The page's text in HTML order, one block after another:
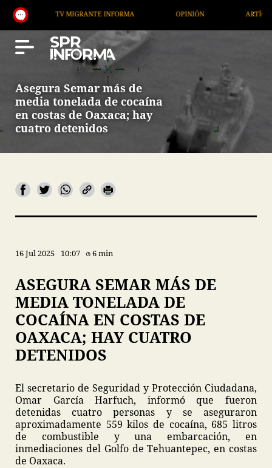
TV MIGRANTE INFORMA ARTÍCULOS
Asegura Semar más de
media tonelada de cocaína
en costas de Oaxaca; hay
cuatro detenidos
16 Jul 2025 10:07 6 min
ASEGURA SEMAR MÁS DE
MEDIA TONELADA DE
COCAÍNA EN COSTAS DE
OAXACA; HAY CUATRO
DETENIDOS
El secretario de Seguridad y Protección Ciudadana,
Omar García Harfuch, informó que fueron
detenidas cuatro personas y se aseguraron
aproximadamente 559 kilos de cocaína, 685 litros
de combustible y una embarcación, en
inmediaciones del Golfo de Tehuantepec, en costas
de Oaxaca.